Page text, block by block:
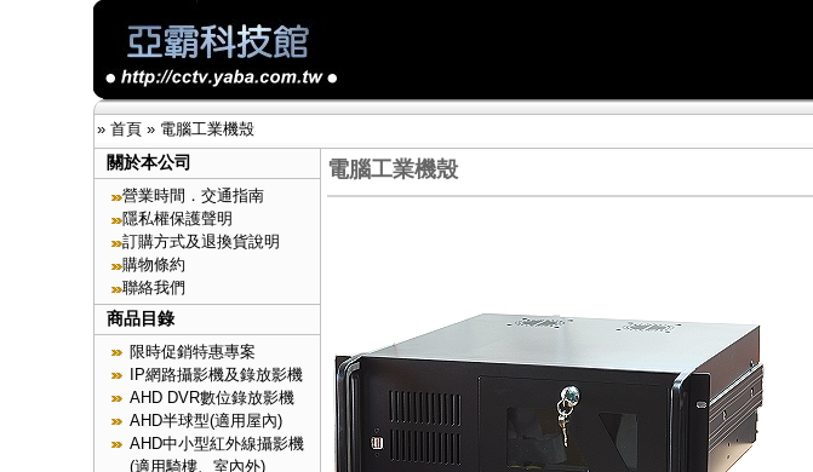
» 首頁» 電腦工業機殼
關於本公司
營業時間．交通指南
隱私權保護聲明
訂購方式及退換貨說明
購物條約
聯絡我們
商品目錄
限時促銷特惠專案
IP網路攝影機及錄放影機
AHD DVR數位錄放影機
AHD半球型(適用屋內)
AHD中小型紅外線攝影機
(適用騎樓、室內外)
電腦工業機殼